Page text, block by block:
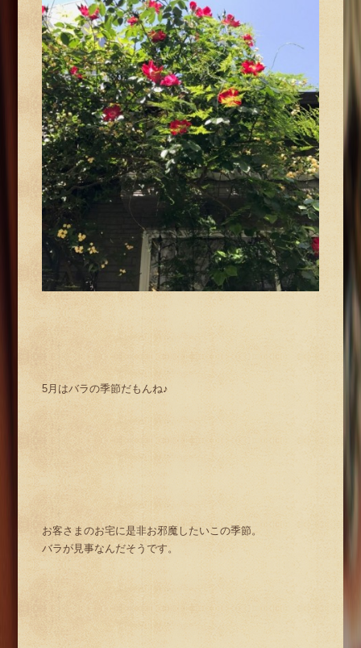
5月はバラの季節だもんね♪
お客さまのお宅に是非お邪魔したいこの季節。
バラが見事なんだそうです。